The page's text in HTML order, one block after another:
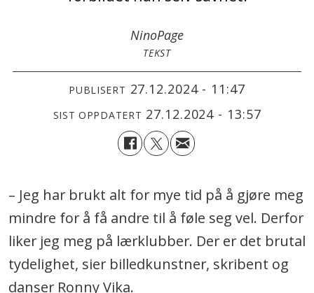
NinoPage
TEKST
PUBLISERT 27.12.2024 - 11:47
SIST OPPDATERT 27.12.2024 - 13:57
– Jeg har brukt alt for mye tid på å gjøre meg
mindre for å få andre til å føle seg vel. Derfor
liker jeg meg på lærklubber. Der er det brutal
tydelighet, sier billedkunstner, skribent og
danser Ronny Vika.